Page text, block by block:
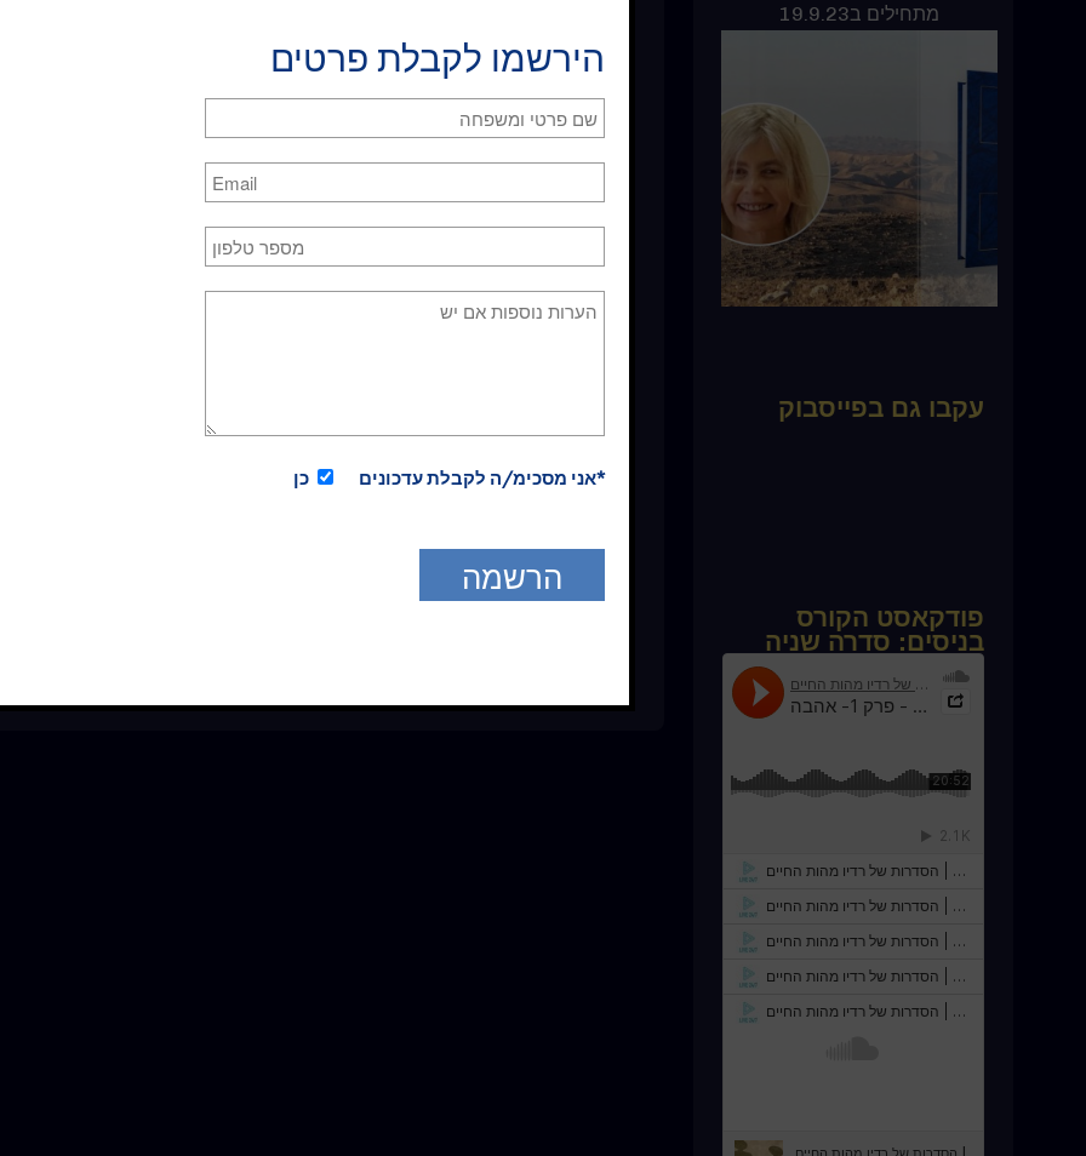
מומלץ להקדיש שלוש עד חמש דקות לשני פרקי התרגול הארוכים, ומכל מקום
מחמש דקות, אם תרגיש שהתרגיל מרגיע אותך. כדי להקל על האפשרות הזאת
את עצמך מוכן למדי.
את התרגילים האלה יש לבצע גם במשך היום, לעיתים קרובות ככל האפשר.
עולמך הפנימי או עולמך החיצוני. אין זה משנה באיזה מהם אתה בוחר.
את רעיון היום יש גם ליישם באופן מיידי לכל מצב שעלול להעיק עליך. ישם
הזה כפי שאני רואה אותו.
* כל התכנים באתר לרבות קבצי השמע והמלל בעמוד השיעורים, מוגנים בזכויות
כלשהו. אין להפיץ, להעתיק או לשכפל את הנ"ל ללא הסכמה בכתב מראש
מתחילים ב19.9.23
עקבו גם בפייסבוק
פודקאסט הקורס
בניסים: סדרה שניה
הירשמו לקבלת פרטים
*אני מסכימ/ה לקבלת עדכונים כן